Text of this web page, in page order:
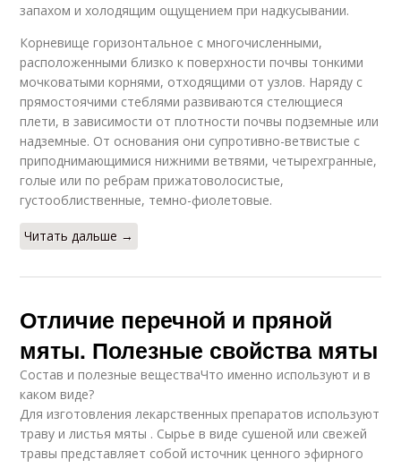
запахом и холодящим ощущением при надкусывании.
Корневище горизонтальное с многочисленными,
расположенными близко к поверхности почвы тонкими
мочковатыми корнями, отходящими от узлов. Наряду с
прямостоячими стеблями развиваются стелющиеся
плети, в зависимости от плотности почвы подземные или
надземные. От основания они супротивно-ветвистые с
приподнимающимися нижними ветвями, четырехгранные,
голые или по ребрам прижатоволосистые,
густооблиственные, темно-фиолетовые.
Читать дальше →
Отличие перечной и пряной
мяты. Полезные свойства мяты
Состав и полезные веществаЧто именно используют и в
каком виде?
Для изготовления лекарственных препаратов используют
траву и листья мяты . Сырье в виде сушеной или свежей
травы представляет собой источник ценного эфирного